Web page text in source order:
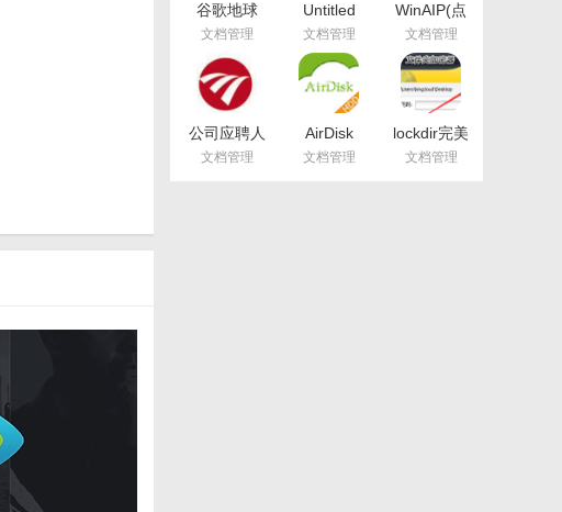
确保文档内容的
得它成为其他收
户的青睐。无论
谷歌地球
HOSTS自
动修改器免
费版(自动更
换hosts)
v3.0 官方版
文档管理
Untitled
Textadept
最新版(文本
语言编辑和
视图拆分)
v1.0 免费版
文档管理
WinAIP(点
聚AIP电子
印章系统)
v3.0 中文版
文档管理
公司应聘人
员登记表模
板(文档管
文档管理
AirDisk
HDD(DM云
盘)v1.7.44
文档管理
lockdir完美
注册版(文件
加密) v6.4
文档管理